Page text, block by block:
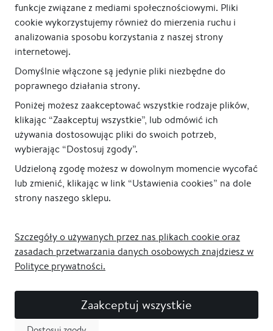
funkcje związane z mediami społecznościowymi. Pliki
cookie wykorzystujemy również do mierzenia ruchu i
analizowania sposobu korzystania z naszej strony
internetowej.
Domyślnie włączone są jedynie pliki niezbędne do
poprawnego działania strony.
Poniżej możesz zaakceptować wszystkie rodzaje plików,
klikając “Zaakceptuj wszystkie”, lub odmówić ich
używania dostosowując pliki do swoich potrzeb,
wybierając “Dostosuj zgody”.
Udzieloną zgodę możesz w dowolnym momencie wycofać
lub zmienić, klikając w link “Ustawienia cookies” na dole
strony naszego sklepu.
Szczegóły o używanych przez nas plikach cookie oraz
zasadach przetwarzania danych osobowych znajdziesz w
Polityce prywatności.
Zaakceptuj wszystkie